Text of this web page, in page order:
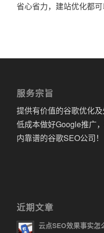
省心省力，建站优化都可
服务宗旨
提供有价值的谷歌优化
低成本做好Google推广
内靠谱的谷歌SEO公司！
近期文章
云点SEO效果事实怎